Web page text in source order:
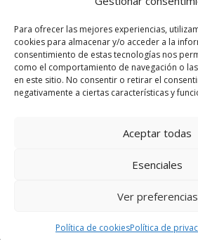
Para ofrecer las mejores experiencias,
cookies para almacenar y/o acceder a la
consentimiento de estas tecnologías nos
como el comportamiento de navegación o
en este sitio. No consentir o retirar el
negativamente a ciertas características y
Aceptar todas
Esenciales
Ver preferencias
Política de cookiesPolítica de
AGRADECIMIENTOS POR LAS
Adrián Vázquez • Roberto García •
© Todos los derechos reservados •
Designed by